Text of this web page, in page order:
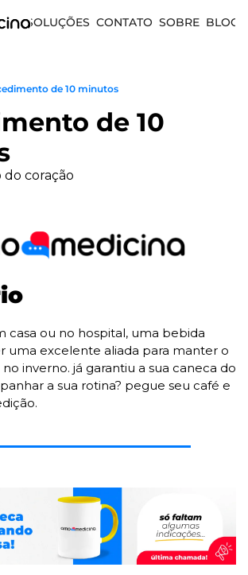
SOLUÇÕES CONTATO SOBRE BLOG
de 10 minutos
de 10
coração
casa ou no hospital, uma bebida
uma excelente aliada para manter o
inverno. já garantiu a sua caneca do
a sua rotina? pegue seu café e